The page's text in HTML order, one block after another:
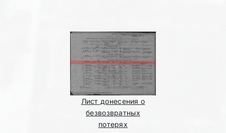
Лист донесения о
безвозвратных
потерях